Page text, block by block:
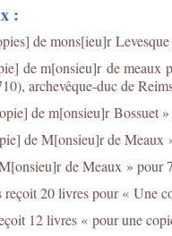
:
de mons[ieu]r
de m[onsieu]r de meaux
archevêque-duc de
de m[onsieu]r Bossuet
de M[onsieu]r de Meaux
de Meaux » pour
reçoit 20 livres pour « Une
12 livres « pour une